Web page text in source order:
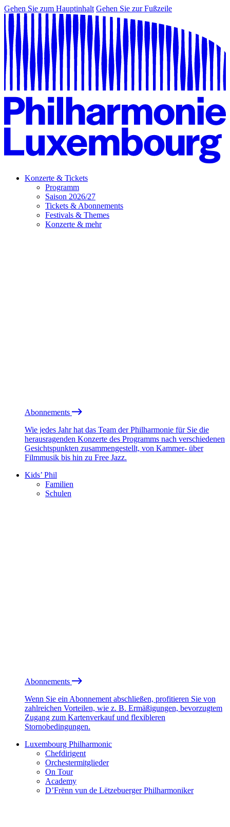
Gehen Sie zum Hauptinhalt Gehen Sie zur Fußzeile
Konzerte & Tickets
Programm
Saison 2026/27
Tickets & Abonnements
Festivals & Themes
Konzerte & mehr
Abonnements
Wie jedes Jahr hat das Team der Philharmonie für Sie die
herausragenden Konzerte des Programms nach verschiedenen
Gesichtspunkten zusammengestellt, von Kammer- über
Filmmusik bis hin zu Free Jazz.
Kids’ Phil
Familien
Schulen
Abonnements
Wenn Sie ein Abonnement abschließen, profitieren Sie von
zahlreichen Vorteilen, wie z. B. Ermäßigungen, bevorzugtem
Zugang zum Kartenverkauf und flexibleren
Stornobedingungen.
Luxembourg Philharmonic
Chefdirigent
Orchestermitglieder
On Tour
Academy
D’Frënn vun de Lëtzebuerger Philharmoniker